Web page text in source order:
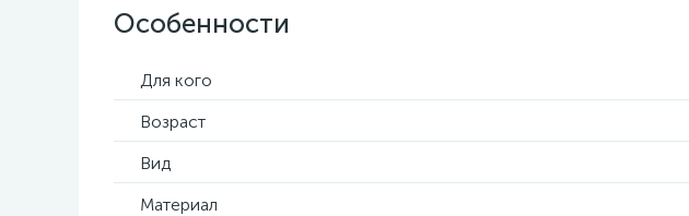
Особенности
Для кого
Возраст
Вид
Материал